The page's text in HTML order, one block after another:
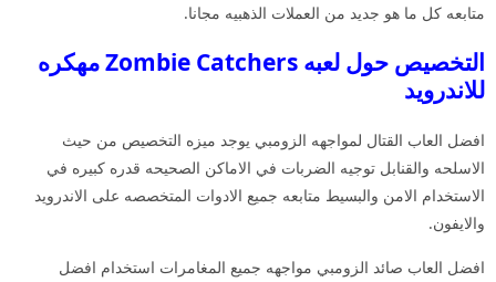
متابعه كل ما هو جديد من العملات الذهبيه مجانا.
التخصيص حول لعبه Zombie Catchers مهكره
للاندرويد
افضل العاب القتال لمواجهه الزومبي يوجد ميزه التخصيص من حيث
الاسلحه والقنابل توجيه الضربات في الاماكن الصحيحه قدره كبيره في
الاستخدام الامن والبسيط متابعه جميع الادوات المتخصصه على الاندرويد
والايفون.
افضل العاب صائد الزومبي مواجهه جميع المغامرات استخدام افضل